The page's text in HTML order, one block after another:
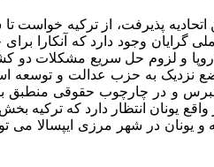
وجود دارد که آنکارا برای
اروپا و لزوم حل سریع مشکلات
به حزب عدالت و توسعه
و در چارچوب حقوقی منطبق با
انتظار دارد که ترکیه
یونان در شهر مرزی ایپسالا